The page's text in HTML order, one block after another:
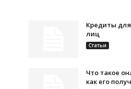
Кредиты
лиц
Статьи
Что такое
как его